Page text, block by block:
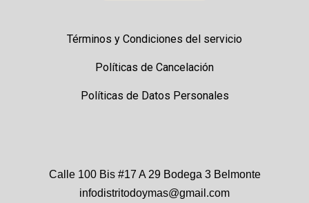
Términos y Condiciones del servicio
Políticas de Cancelación
Políticas de Datos Personales
Calle 100 Bis #17 A 29 Bodega 3 Belmonte
infodistritodoymas@gmail.com